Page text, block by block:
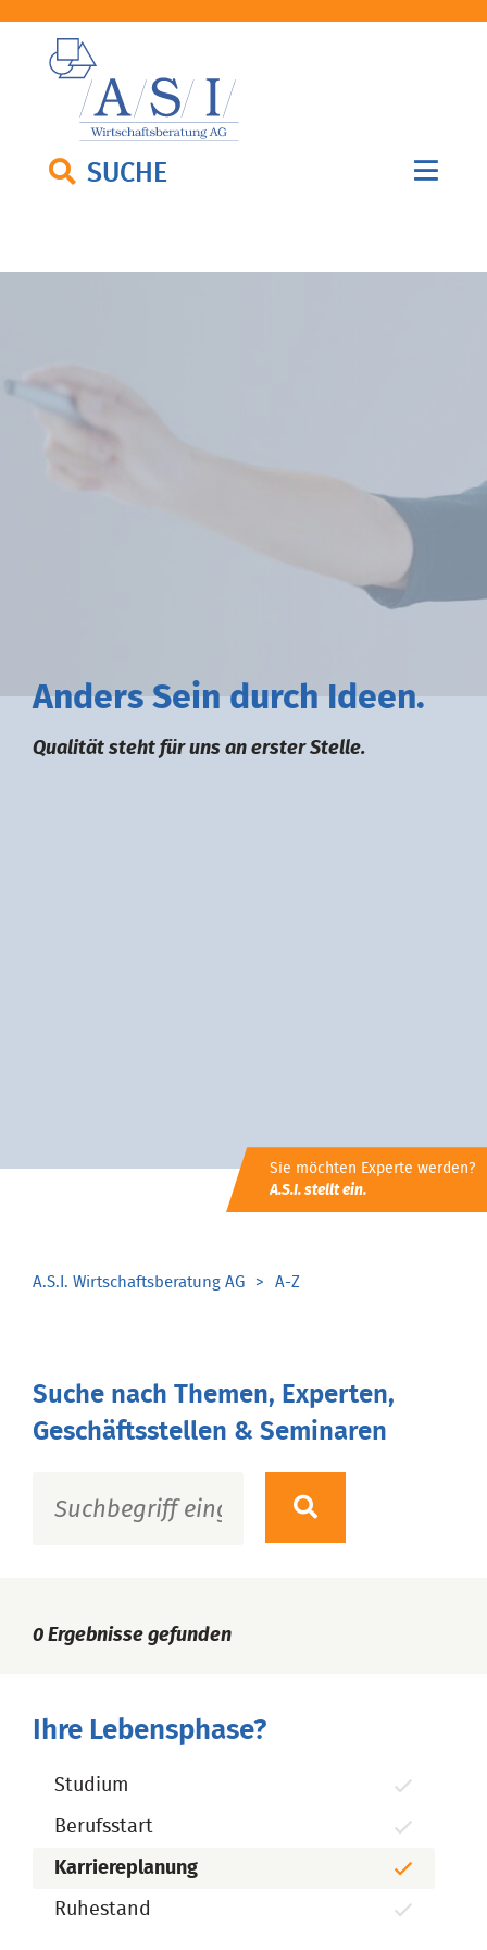
SUCHE
Anders Sein durch deen.
Qualität steht für uns an erster Stelle.
Sie möchten Experte werden?
A.S.I. stellt ein.
A.S.I. Wirtschaftsberatung AG A-Z
Suche nach Themen, Experten,
Geschäftsstellen & Seminaren
0 Ergebnisse gefunden
Ihre Lebensphase?
Studium
Berufsstart
Karriereplanung
Ruhestand